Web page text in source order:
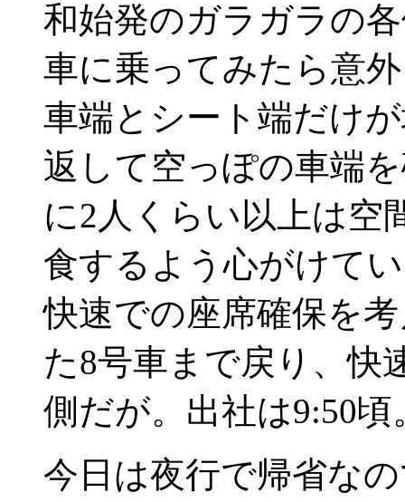
和始発のガラガラの
車に乗ってみたら意
車端とシート端だけ
返して空っぽの車端
に2人くらい以上は空
食するよう心がけて
快速での座席確保を
た8号車まで戻り、快
側だが。出社は9:50頃
今日は夜行で帰省な